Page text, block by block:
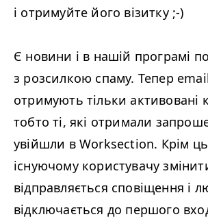
і отримуйте його візитку ;-)
Є новини і в нашій програмі
з розсилкою спаму. Тепер
отримують тільки активовані
тобто ті, які отримали
увійшли в Work­sec­tion. Крім
існуючому користувачу
відправляється сповіщення і
відключається до першого